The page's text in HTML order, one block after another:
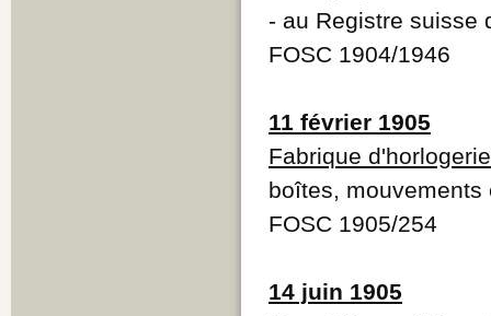
- au Registre suisse
FOSC 1904/1946
11 février 1905
Fabrique
boîtes,
FOSC 1905/254
14 juin 1905